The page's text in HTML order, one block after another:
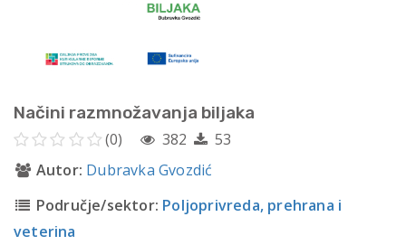
Načini razmnožavanja biljaka
(0) 382
53
Autor: Dubravka Gvozdić
Područje/sektor: Poljoprivreda, prehrana i
veterina